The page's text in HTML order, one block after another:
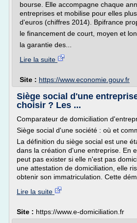
bourse. Elle accompagne chaque
entreprises et mobilise pour elles
d'euros (chiffres 2014). Bpifrance
le financement de court, moyen et
la garantie des...
Lire la suite
Site : https://www.economie.gouv.fr
Siège social d'une
choisir ? Les ...
Comparateur de domiciliation
Siège social d'une société : où et
La définition du siège social est une
dans la création d'une entreprise. En
peut pas exister si elle n'est pas
une attestation de domiciliation, elle
obtenir son immatriculation. Cette
Lire la suite
Site : https://www.e-domiciliation.fr